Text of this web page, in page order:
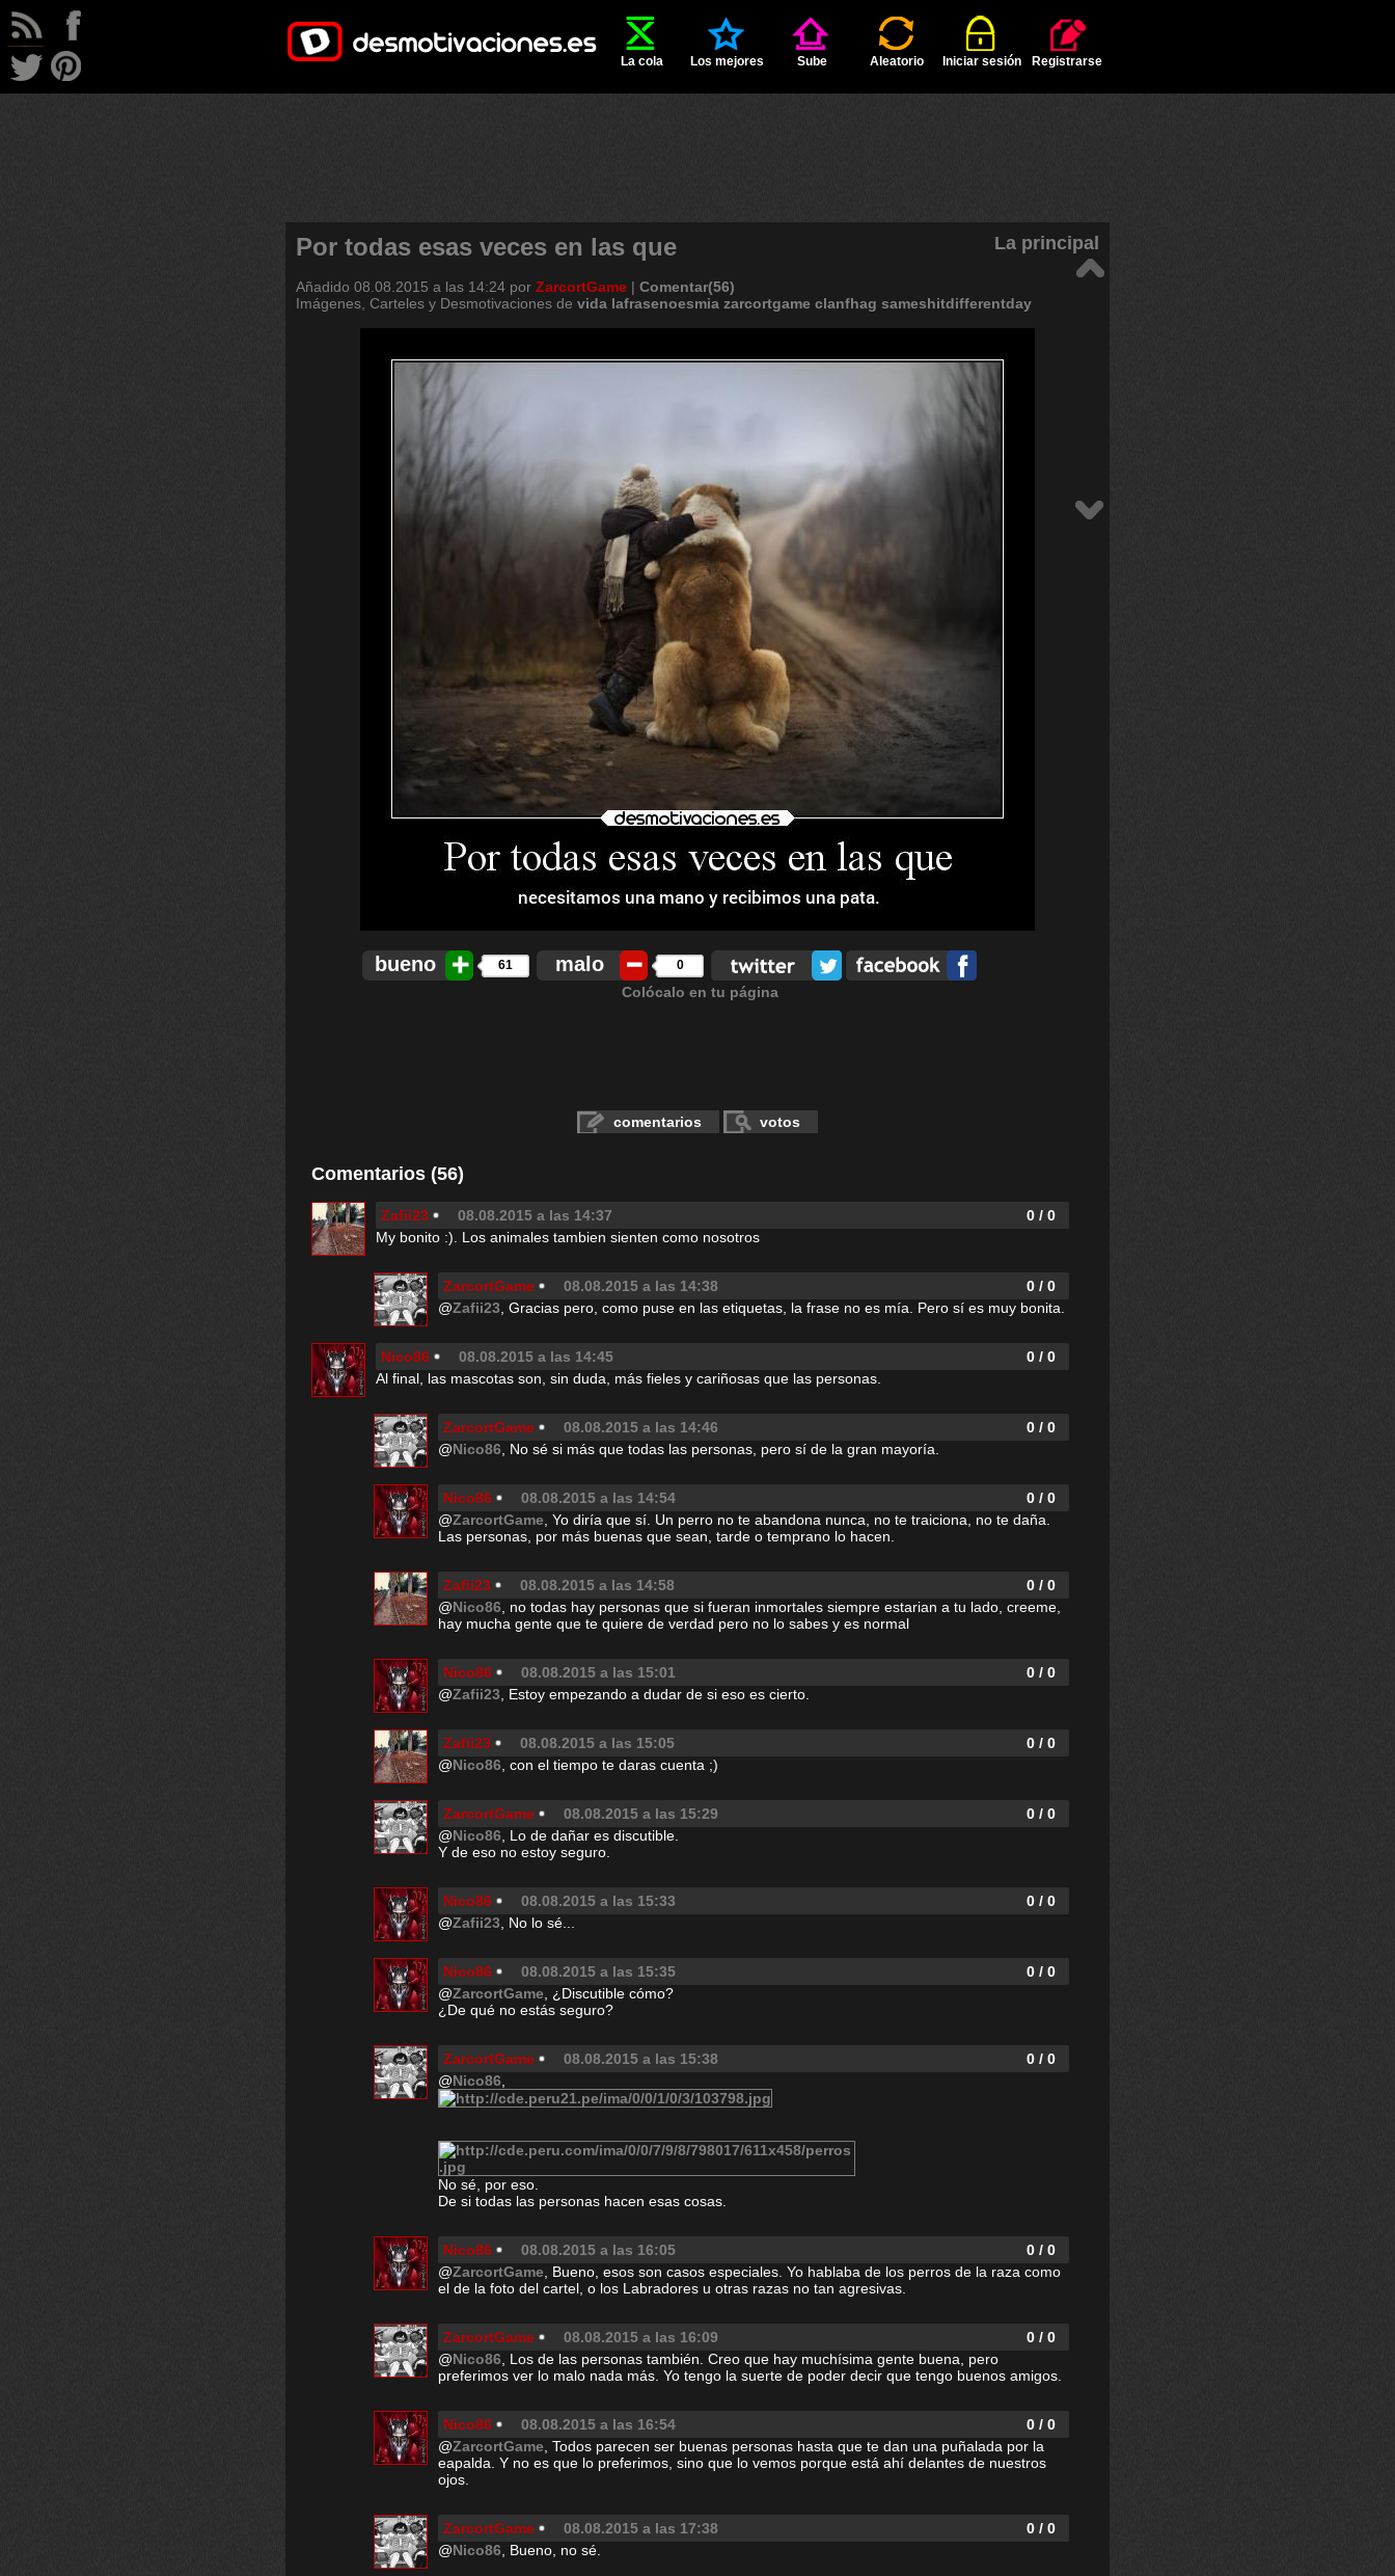
La cola Los mejores Sube Aleatorio Iniciar sesión Registrarse
Por todas esas veces en las que La principal
Añadido 08.08.2015 a las 14:24 por ZarcortGame | Comentar(56)
Imágenes, Carteles y Desmotivaciones de vida lafrasenoesmia zarcortgame clanfhag sameshitdifferentday
bueno 61 malo 0
Colócalo en tu página
comentarios votos
Comentarios (56)
Zafii23 08.08.2015 a las 14:37
0 / 0
My bonito :). Los animales tambien sienten como nosotros
ZarcortGame 08.08.2015 a las 14:38
0 / 0
@Zafii23 , Gracias pero, como puse en las etiquetas, la frase no es mía. Pero sí es muy bonita.
Nico86 08.08.2015 a las 14:45
0 / 0
Al final, las mascotas son, sin duda, más fieles y cariñosas que las personas.
ZarcortGame 08.08.2015 a las 14:46
0 / 0
@Nico86 , No sé si más que todas las personas, pero sí de la gran mayoría.
Nico86 08.08.2015 a las 14:54
0 / 0
@ZarcortGame , Yo diría que sí. Un perro no te abandona nunca, no te traiciona, no te daña.
Las personas, por más buenas que sean, tarde o temprano lo hacen.
Zafii23 08.08.2015 a las 14:58
0 / 0
@Nico86 , no todas hay personas que si fueran inmortales siempre estarian a tu lado, creeme,
hay mucha gente que te quiere de verdad pero no lo sabes y es normal
Nico86 08.08.2015 a las 15:01
0 / 0
@Zafii23 , Estoy empezando a dudar de si eso es cierto.
Zafii23 08.08.2015 a las 15:05
0 / 0
@Nico86 , con el tiempo te daras cuenta ;)
ZarcortGame 08.08.2015 a las 15:29
0 / 0
@Nico86 , Lo de dañar es discutible.
Y de eso no estoy seguro.
Nico86 08.08.2015 a las 15:33
0 / 0
@Zafii23 , No lo sé...
Nico86 08.08.2015 a las 15:35
0 / 0
@ZarcortGame , ¿Discutible cómo?
¿De qué no estás seguro?
ZarcortGame 08.08.2015 a las 15:38
0 / 0
@Nico86
No sé, por eso.
De si todas las personas hacen esas cosas.
Nico86 08.08.2015 a las 16:05
0 / 0
@ZarcortGame , Bueno, esos son casos especiales. Yo hablaba de los perros de la raza como
el de la foto del cartel, o los Labradores u otras razas no tan agresivas.
ZarcortGame 08.08.2015 a las 16:09
0 / 0
@Nico86 , Los de las personas también. Creo que hay muchísima gente buena, pero
preferimos ver lo malo nada más. Yo tengo la suerte de poder decir que tengo buenos amigos.
Nico86 08.08.2015 a las 16:54
0 / 0
@ZarcortGame , Todos parecen ser buenas personas hasta que te dan una puñalada por la
eapalda. Y no es que lo preferimos, sino que lo vemos porque está ahí delantes de nuestros
ojos.
ZarcortGame 08.08.2015 a las 17:38
0 / 0
@Nico86 , Bueno, no sé.